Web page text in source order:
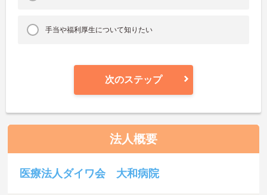
手当や福利厚生について知りたい
次のステップ
法人概要
医療法人ダイワ会 大和病院